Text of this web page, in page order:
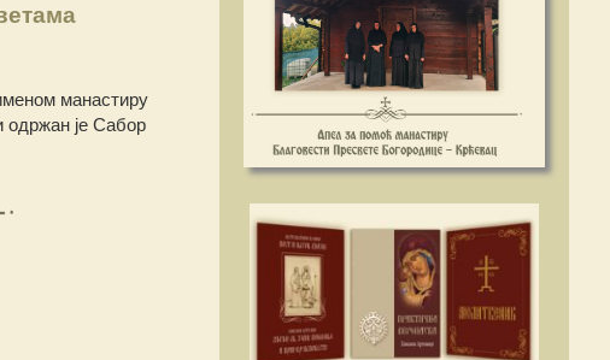
манастиру
одржан је Сабор